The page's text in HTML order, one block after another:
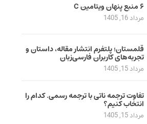
۶ منبع پنهان ویتامین C
مرداد 16, 1405
قلمستان؛ پلتفرم انتشار مقاله، داستان و
تجربه‌های کاربران فارسی‌زبان
مرداد 15, 1405
تفاوت ترجمه ناتی با ترجمه رسمی. کدام را
انتخاب کنیم؟
مرداد 15, 1405